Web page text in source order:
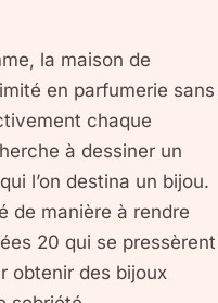
la maison de
en parfumerie sans
chaque
à dessiner un
l’on destina un bijou.
de manière à rendre
20 qui se pressèrent
obtenir des bijoux